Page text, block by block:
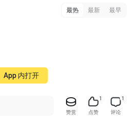
最热 最新 最早
赞赏
1
点赞
1
评论
App 内打开